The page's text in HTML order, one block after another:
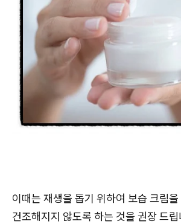
이때는 재생을 돕기 위하여 보습 크림
건조해지지 않도록 하는 것을 권장 드립